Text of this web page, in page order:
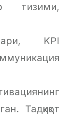
тизими,
KPI
Тадқиқот